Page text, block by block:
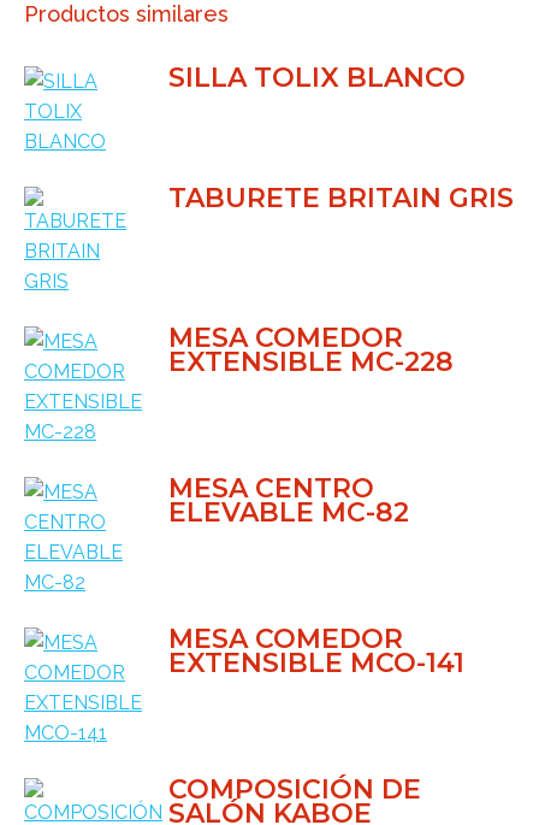
Productos similares
SILLA TOLIX BLANCO
TABURETE BRITAIN GRIS
MESA COMEDOR
EXTENSIBLE MC-228
MESA CENTRO
ELEVABLE MC-82
MESA COMEDOR
EXTENSIBLE MCO-141
COMPOSICIÓN DE
SALÓN KABOE